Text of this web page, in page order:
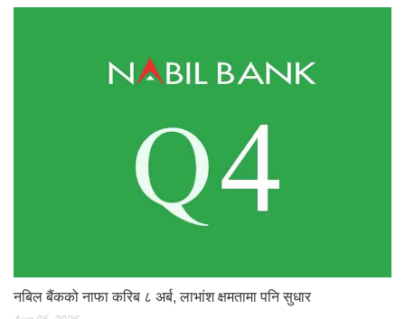
नबिल बैंकको नाफा करिब ८ अर्ब, लाभांश क्षमतामा पनि सुधार